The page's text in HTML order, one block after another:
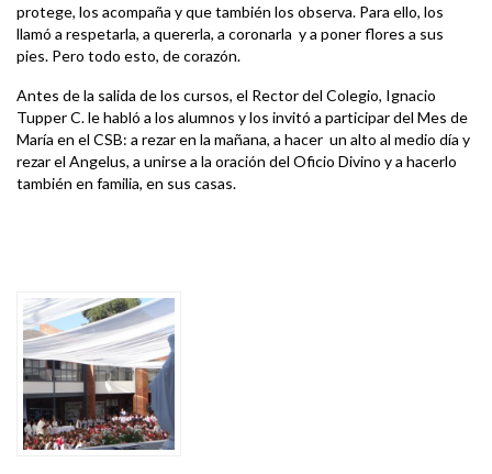
protege, los acompaña y que también los observa. Para ello, los
llamó a respetarla, a quererla, a coronarla y a poner flores a sus
pies. Pero todo esto, de corazón.
Antes de la salida de los cursos, el Rector del Colegio, Ignacio
Tupper C. le habló a los alumnos y los invitó a participar del Mes de
María en el CSB: a rezar en la mañana, a hacer un alto al medio día y
rezar el Angelus, a unirse a la oración del Oficio Divino y a hacerlo
también en familia, en sus casas.